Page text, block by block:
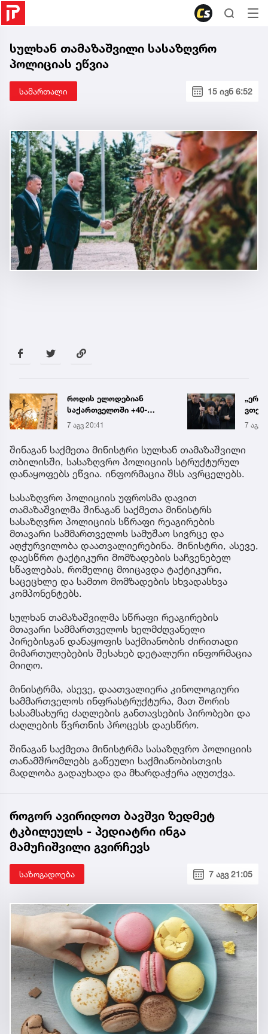
სულხან თამაზაშვილი სასაზღვრო
პოლიციას ეწვია
სამართალი 15 ივნ 6:52
როდის ელოდებიან
საქართველოში +40-
გრადუსიან სიცხეს
7 აგვ 20:41
ნია
7 აგვ
შინაგან საქმეთა მინისტრი სულხან თამაზაშვილი
თბილისში, სასაზღვრო პოლიციის სტრუქტურულ
დანაყოფებს ეწვია. ინფორმაცია შსს ავრცელებს.
სასაზღვრო პოლიციის უფროსმა დავით
თამაზაშვილმა შინაგან საქმეთა მინისტრს
სასაზღვრო პოლიციის სწრაფი რეაგირების
მთავარი სამმართველოს სამუშაო სივრცე და
აღჭურვილობა დაათვალიერებინა. მინისტრი, ასევე,
დაესწრო ტაქტიკური მომზადების საჩვენებელ
სწავლებას, რომელიც მოიცავდა ტაქტიკური,
საცეცხლე და სამთო მომზადების სხვადასხვა
კომპონენტებს.
სულხან თამაზაშვილმა სწრაფი რეაგირების
მთავარი სამმართველოს ხელმძღვანელი
პირებისგან დანაყოფის საქმიანობის ძირითადი
მიმართულებების შესახებ დეტალური ინფორმაცია
მიიღო.
მინისტრმა, ასევე, დაათვალიერა კინოლოგიური
სამმართველოს ინფრასტრუქტურა, მათ შორის
სასამსახურე ძაღლების განთავსების პირობები და
ძაღლების წვრთნის პროცესს დაესწრო.
შინაგან საქმეთა მინისტრმა სასაზღვრო პოლიციის
თანამშრომლებს გაწეული საქმიანობისთვის
მადლობა გადაუხადა და მხარდაჭერა აღუთქვა.
როგორ ავირიდოთ ბავშვი ზედმეტ
ტკბილეულს - პედიატრი ინგა
მამუჩიშვილი გვირჩევს
საზოგადოება 7 აგვ 21:05